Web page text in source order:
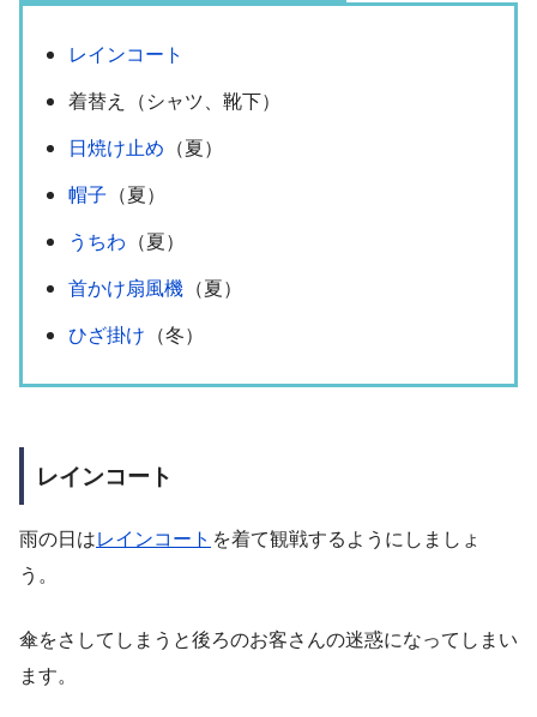
レインコート
着替え
（シャツ、靴下）
日焼け止め （夏）
帽子 （夏）
うちわ （夏）
首かけ扇風機 （夏）
ひざ掛け （冬）
レインコート
雨の日はレインコート を着て観戦するようにしましょ
う。
傘をさしてしまうと後ろのお客さんの迷惑になってしまい
ます。